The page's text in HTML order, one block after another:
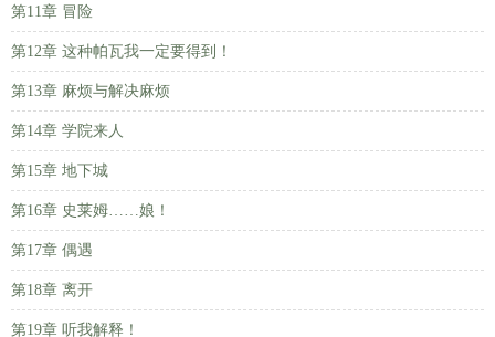
第11章 冒险
第12章 这种帕瓦我一定要得到！
第13章 麻烦与解决麻烦
第14章 学院来人
第15章 地下城
第16章 史莱姆……娘！
第17章 偶遇
第18章 离开
第19章 听我解释！